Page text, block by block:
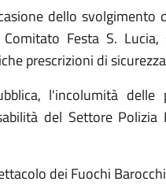
dello svolgimento
Festa S. Lucia,
prescrizioni di sicurezza
l'incolumità delle
del Settore
dei Fuochi